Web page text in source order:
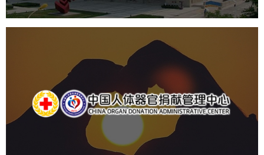
中国人体器官捐献管理中心
国企 品牌官网 网站建设